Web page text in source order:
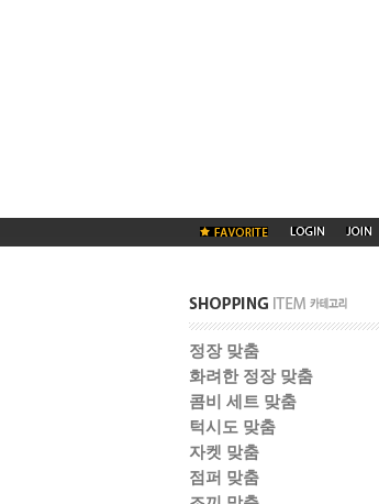
정장 맞춤
화려한 정장 맞춤
콤비 세트 맞춤
턱시도 맞춤
자켓 맞춤
점퍼 맞춤